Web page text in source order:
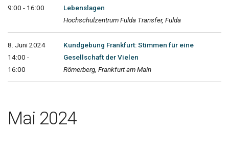
9:00 - 16:00
Lebenslagen
Hochschulzentrum Fulda Transfer, Fulda
8. Juni 2024
14:00 -
16:00
Kundgebung Frankfurt: Stimmen für eine
Gesellschaft der Vielen
Römerberg, Frankfurt am Main
Mai 2024